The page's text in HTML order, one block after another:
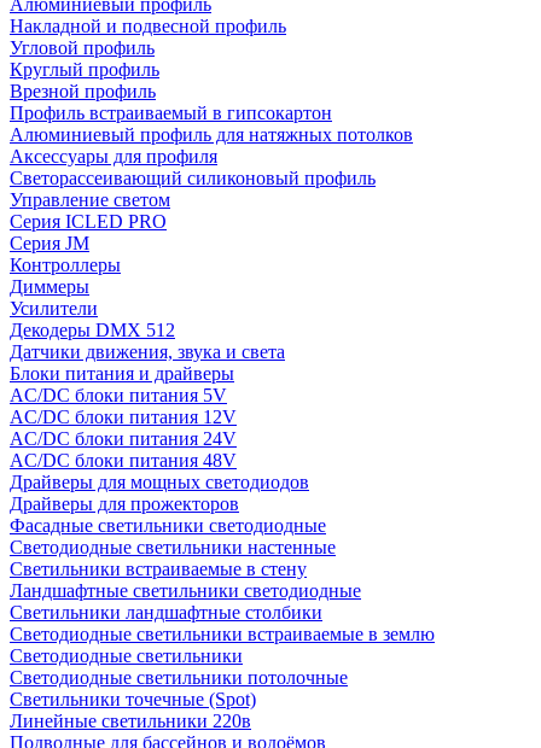
Алюминиевый профиль
Накладной и подвесной профиль
Угловой профиль
Круглый профиль
Врезной профиль
Профиль встраиваемый в гипсокартон
Алюминиевый профиль для натяжных потолков
Аксессуары для профиля
Светорассеивающий силиконовый профиль
Управление светом
Серия ICLED PRO
Серия JM
Контроллеры
Диммеры
Усилители
Декодеры DMX 512
Датчики движения, звука и света
Блоки питания и драйверы
AC/DC блоки питания 5V
AC/DC блоки питания 12V
AC/DC блоки питания 24V
AC/DC блоки питания 48V
Драйверы для мощных светодиодов
Драйверы для прожекторов
Фасадные светильники светодиодные
Светодиодные светильники настенные
Светильники встраиваемые в стену
Ландшафтные светильники светодиодные
Светильники ландшафтные столбики
Светодиодные светильники встраиваемые в землю
Светодиодные светильники
Светодиодные светильники потолочные
Светильники точечные (Spot)
Линейные светильники 220в
Подводные для бассейнов и водоёмов